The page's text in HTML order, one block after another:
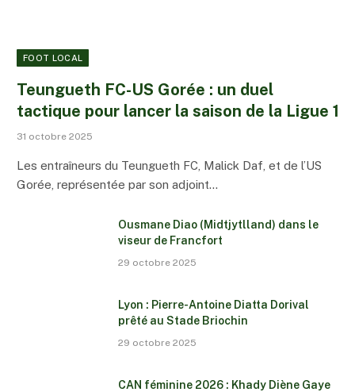
FOOT LOCAL
Teungueth FC-US Gorée : un duel
tactique pour lancer la saison de la Ligue 1
31 octobre 2025
Les entraîneurs du Teungueth FC, Malick Daf, et de l’US
Gorée, représentée par son adjoint…
Ousmane Diao (Midtjytlland) dans le
viseur de Francfort
29 octobre 2025
Lyon : Pierre-Antoine Diatta Dorival
prêté au Stade Briochin
29 octobre 2025
CAN féminine 2026 : Khady Diène Gaye